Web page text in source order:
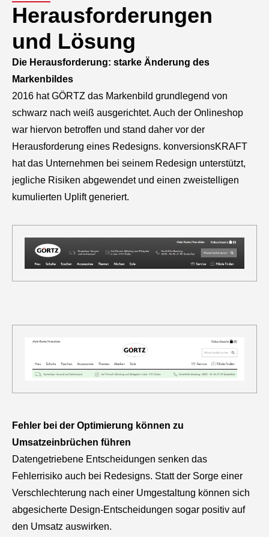
Herausforderungen
und Lösung
Die Herausforderung: starke Änderung des
Markenbildes
2016 hat GÖRTZ das Markenbild grundlegend von
schwarz nach weiß ausgerichtet. Auch der Onlineshop
war hiervon betroffen und stand daher vor der
Herausforderung eines Redesigns. konversionsKRAFT
hat das Unternehmen bei seinem Redesign unterstützt,
jegliche Risiken abgewendet und einen zweistelligen
kumulierten Uplift generiert.
Fehler bei der Optimierung können zu
Umsatzeinbrüchen führen
Datengetriebene Entscheidungen senken das
Fehlerrisiko auch bei Redesigns. Statt der Sorge einer
Verschlechterung nach einer Umgestaltung können sich
abgesicherte Design-Entscheidungen sogar positiv auf
den Umsatz auswirken.